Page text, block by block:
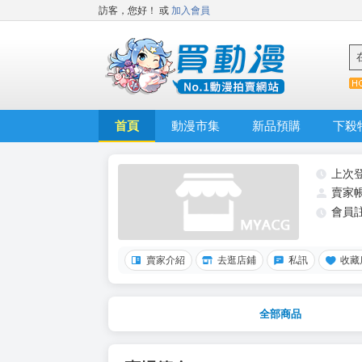
訪客，您好！ 或 加入會員
首頁 動漫市集 新品預購 下殺
上次
賣家
會員
賣家介紹 去逛店鋪 私訊 收藏
全部商品